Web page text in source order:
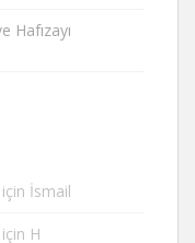
Hafızayı
için İsmail
için H